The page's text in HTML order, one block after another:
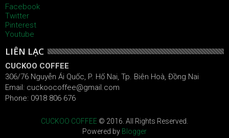
Facebook
Twitter
Pinterest
Youtube
LIÊN LẠC
CUCKOO COFFEE
306/76 Nguyễn Ái Quốc, P. Hố Nai, Tp. Biên Hoà, Đồng Nai
Email: cuckoocoffee@gmail.com
Phone: 0918 806 676
CUCKOO COFFEE © 2016. All Rights Reserved.
Powered by Blogger